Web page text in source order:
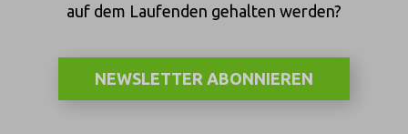
auf dem Laufenden gehalten werden?
NEWSLETTER ABONNIEREN